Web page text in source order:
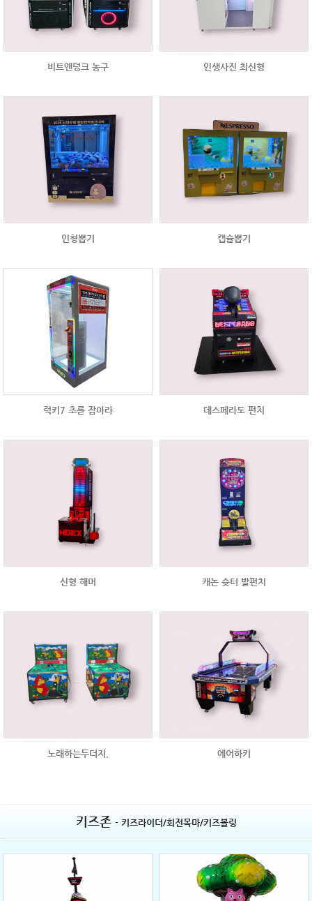
비트앤덩크 농구 인생사진 최신형
인형뽑기 캡슐뽑기
럭키7 초를 잡아라 데스페라도 펀치
신형 해머 캐논 슛터 발펀치
노래하는두더지. 에어하키
키즈존 - 키즈라이더/회전목마/키즈볼링